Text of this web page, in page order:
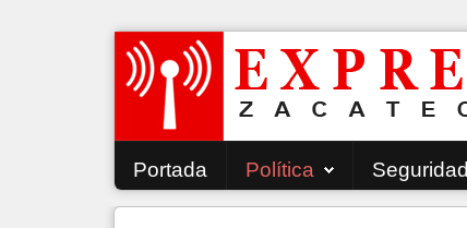
Portada Política Seguridad